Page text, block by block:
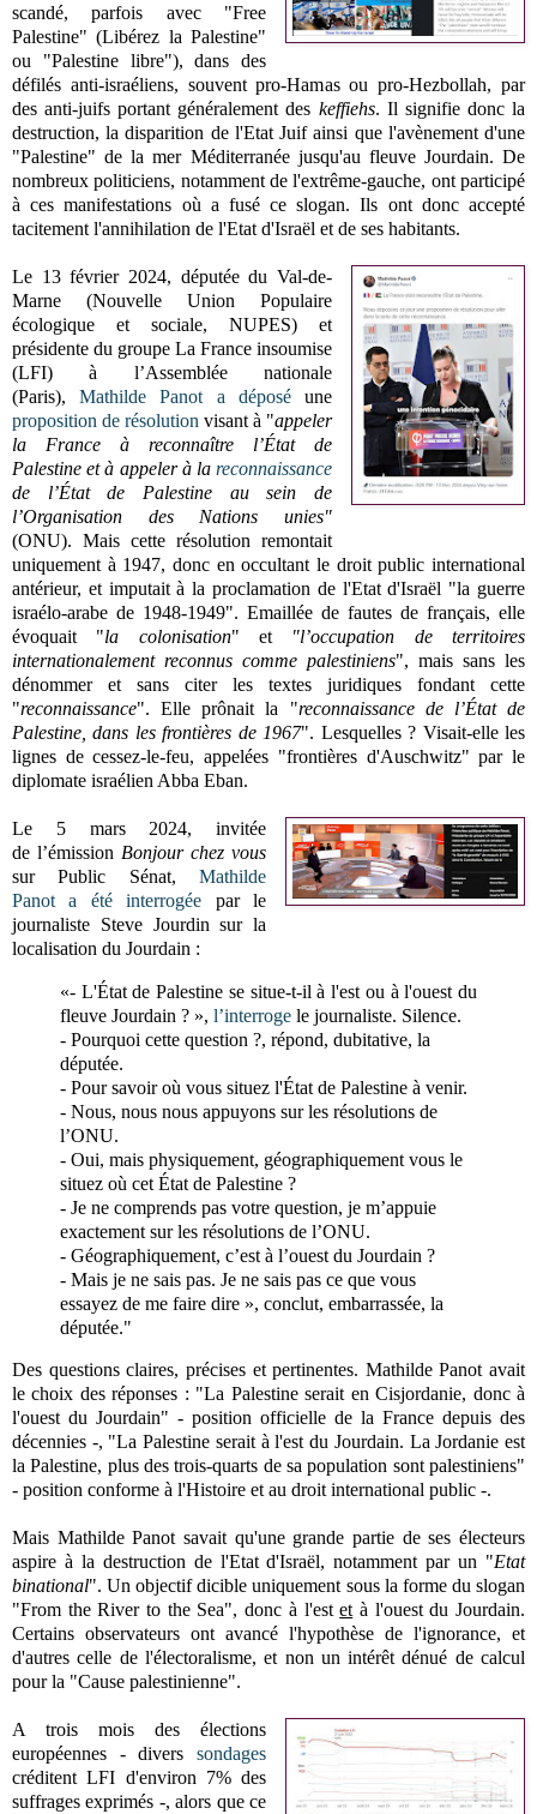
scandé, parfois avec "Free
Palestine" (Libérez la Palestine"
ou "Palestine libre"), dans des
défilés anti-israéliens, souvent pro-Hamas ou pro-Hezbollah, par
des anti-juifs portant généralement des keffiehs. Il signifie donc la
destruction, la disparition de l'Etat Juif ainsi que l'avènement d'une
"Palestine" de la mer Méditerranée jusqu'au fleuve Jourdain. De
nombreux politiciens, notamment de l'extrême-gauche, ont participé
à ces manifestations où a fusé ce slogan. Ils ont donc accepté
tacitement l'annihilation de l'Etat d'Israël et de ses habitants.
Le 13 février 2024, députée du Val-de-
Marne (Nouvelle Union Populaire
écologique et sociale,NUPES)et
présidente du groupeLa France insoumise
(LFI)à l’Assemblée nationale
(Paris),Mathilde Panot a déposéune
proposition de résolution visant à "appeler
la France à reconnaître l’État de
Palestine et à appeler à lareconnaissance
de l’État de Palestine au sein de
l’Organisation des Nations unies"
(ONU). Mais cette résolution remontait
uniquement à 1947, donc en occultant le droit public international
antérieur, et imputait à la proclamation de l'Etat d'Israël "la guerre
israélo-arabe de 1948-1949". Emaillée de fautes de français, elle
évoquait "la colonisation" et "l’occupation de territoires
internationalement reconnus comme palestiniens", mais sans les
dénommer et sans citer les textes juridiques fondant cette
"reconnaissance". Elle prônait la "reconnaissance de l’État de
Palestine, dans les frontières de 1967". Lesquelles ? Visait-elle les
lignes de cessez-le-feu, appelées "frontières d'Auschwitz" par le
diplomate israélien Abba Eban.
Le 5 mars 2024, invitée
del’émission Bonjour chez vous
surPublic Sénat,
Mathilde
Panot
a été interrogée par le
journaliste Steve Jourdin sur la
localisation du Jourdain :
«- L'État de Palestine se situe-t-il à l'est ou à l'ouest du
fleuve Jourdain ? », l’interroge le journaliste. Silence.
- Pourquoi cette question ?, répond, dubitative, la
députée.
- Pour savoir où vous situez l'État de Palestine à venir.
- Nous, nous nous appuyons sur les résolutions de
l’ONU.
- Oui, mais physiquement, géographiquement vous le
situez où cet État de Palestine ?
- Je ne comprends pas votre question, je m’appuie
exactement sur les résolutions de l’ONU.
- Géographiquement, c’est à l’ouest du Jourdain ?
- Mais je ne sais pas. Je ne sais pas ce que vous
essayez de me faire dire », conclut, embarrassée, la
députée."
Des questions claires, précises et pertinentes. Mathilde Panot avait
le choix des réponses : "La Palestine serait en Cisjordanie, donc à
l'ouest du Jourdain" - position officielle de la France depuis des
décennies -, "La Palestine serait à l'est du Jourdain. La Jordanie est
la Palestine, plus des trois-quarts de sa population sont palestiniens"
- position conforme à l'Histoire et au droit international public -.
Mais Mathilde Panot savait qu'une grande partie de ses électeurs
aspire à la destruction de l'Etat d'Israël, notamment par un "Etat
binational". Un objectif dicible uniquement sous la forme du slogan
"From the River to the Sea", donc à l'estetà l'ouest du Jourdain.
Certains observateurs ont avancé l'hypothèse de l'ignorance, et
d'autres celle de l'électoralisme, et non un intérêt dénué de calcul
pour la "Cause palestinienne".
A trois mois des élections
européennes - diverssondages
créditent LFI d'environ 7% des
suffrages exprimés -, alors que ce